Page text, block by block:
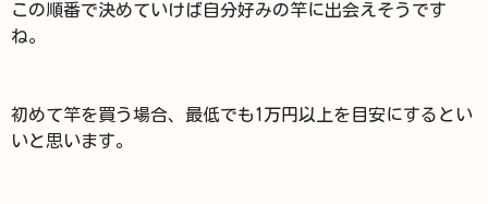
この順番で決めていけば自分好みの竿に出会えそうです
ね。
初めて竿を買う場合、最低でも1万円以上を目安にするとい
いと思います。